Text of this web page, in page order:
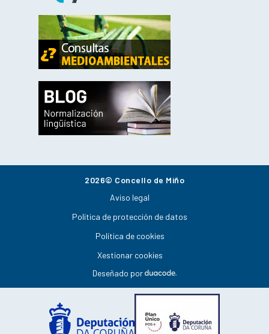
2026© Concello de Miño
Aviso legal
Política de protección de datos
Política de cookies
Xestionar cookies
Deseñado por